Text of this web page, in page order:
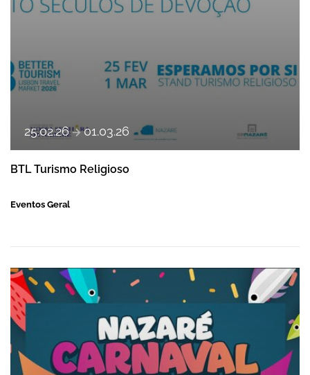
25.02.26 a 01.03.26
BTL Turismo Religioso
Eventos Geral
DESFILE NOTURNO CANCELADO